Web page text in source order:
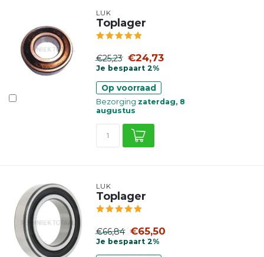
LUK
Toplager
€25,23 €24,73
Je bespaart 2%
Op voorraad
Bezorging zaterdag, 8
augustus
LUK
Toplager
€66,84 €65,50
Je bespaart 2%